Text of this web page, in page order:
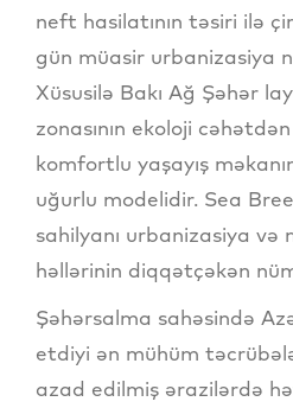
neft hasilatının təsiri ilə
gün müasir urbanizasiya
Xüsusilə Bakı Ağ Şəhər
zonasının ekoloji
komfortlu yaşayış
uğurlu modelidir. Sea
sahilyanı urbanizasiya və
həllərinin diqqətçəkən
Şəhərsalma sahəsində
etdiyi ən mühüm
azad edilmiş ərazilərdə